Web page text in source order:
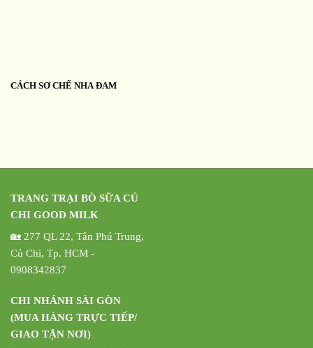
CÁCH SƠ CHẾ NHA ĐAM
TRANG TRẠI BÒ SỮA CỦ
CHI GOOD MILK
🏡 277 QL 22, Tân Phú Trung,
Củ Chi, Tp. HCM -
0908342837
CHI NHÁNH SÀI GÒN
(MUA HÀNG TRỰC TIẾP/
GIAO TẬN NƠI)